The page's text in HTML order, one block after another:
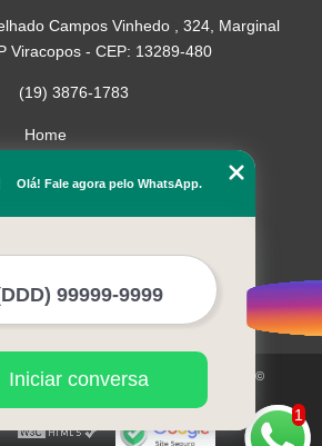
Campos Vinhedo , 324, Marginal
Viracopos - CEP: 13289-480
(19) 3876-1783
Home
Missão
Mais Serviços
à proteção de direitos autorais. Copyright©
1998)
1
Olá! Fale agora pelo WhatsApp.
Iniciar conversa